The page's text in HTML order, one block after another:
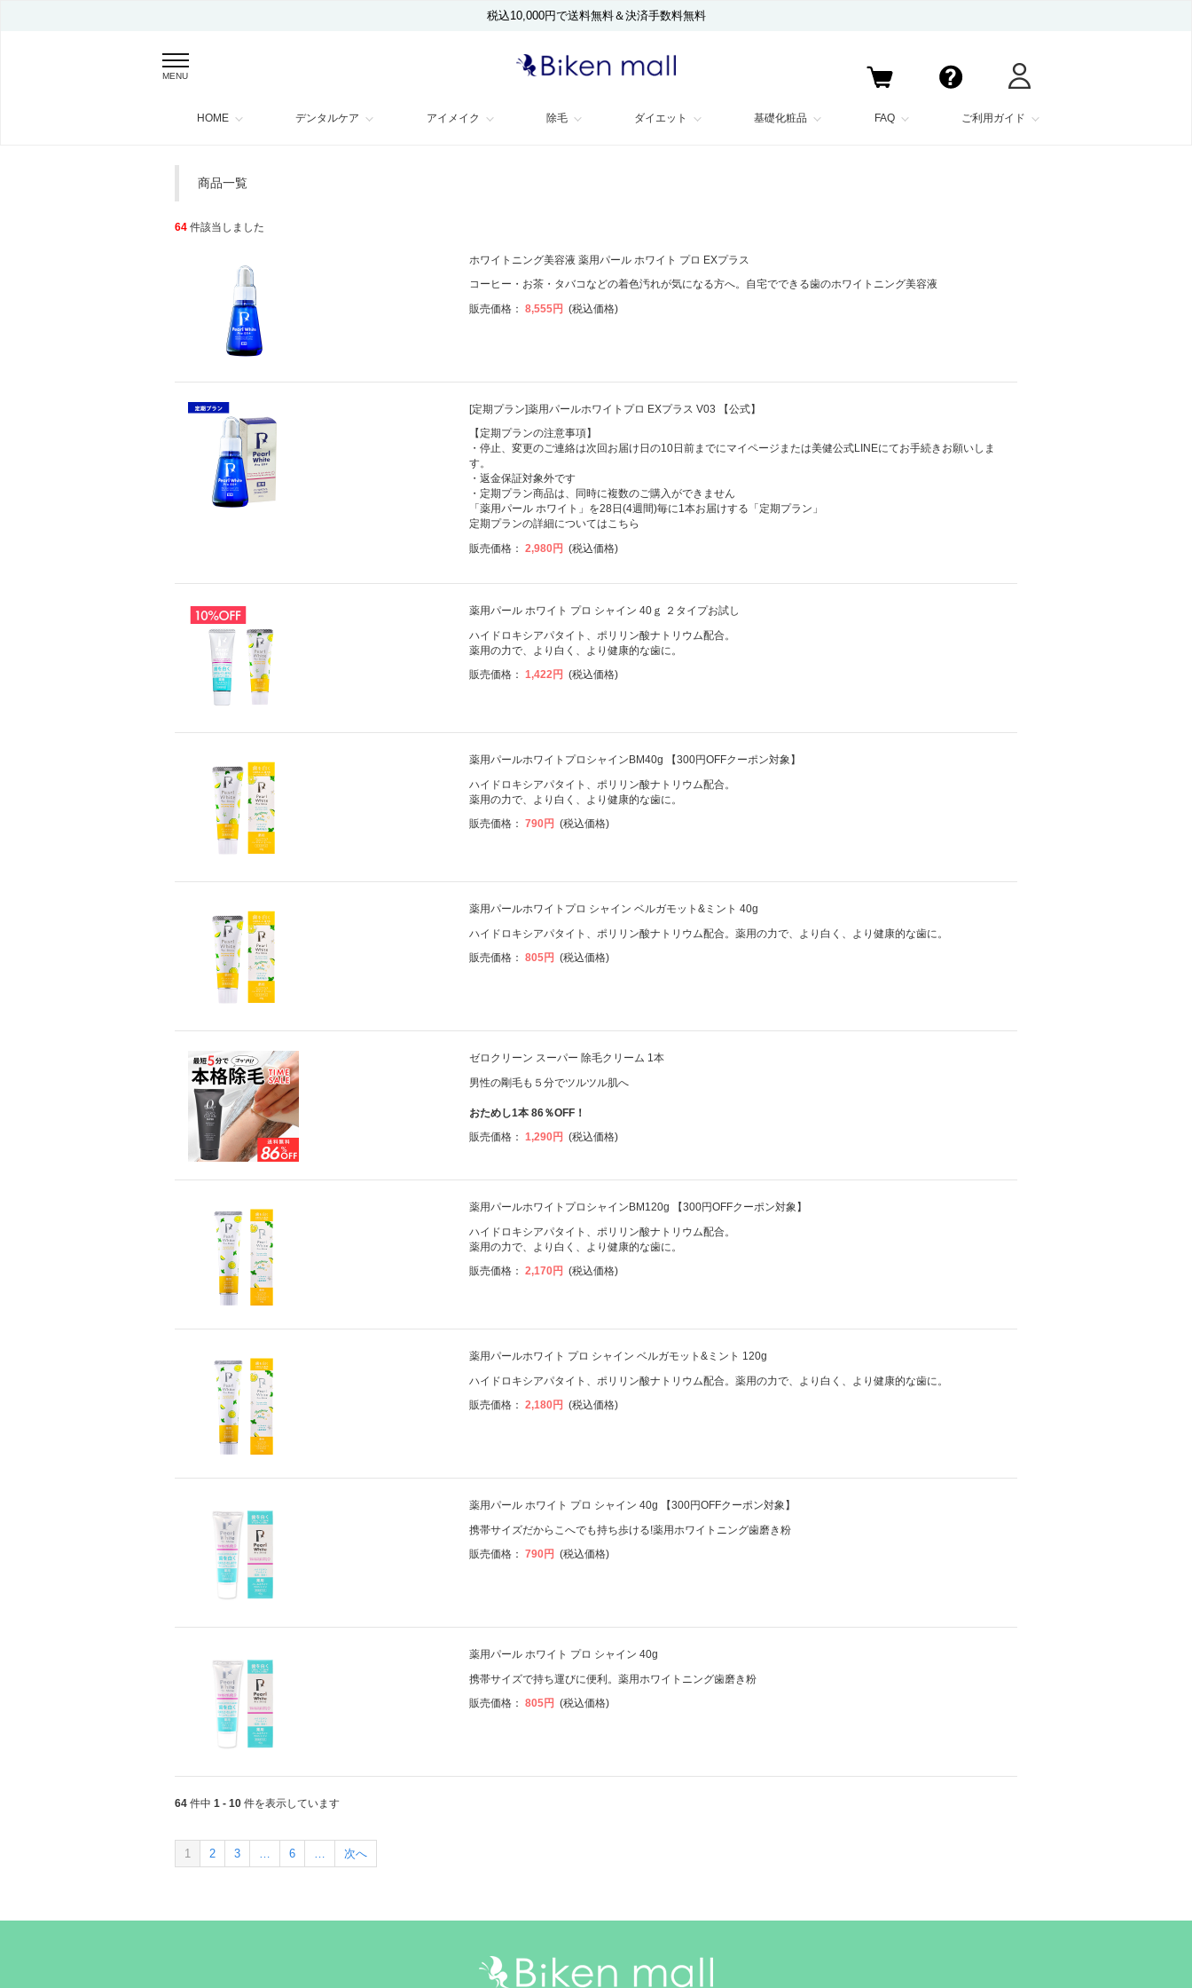
税込10,000円で送料無料＆決済手数料無料
MENU
HOME デンタルケア アイメイク 除毛 ダイエット 基礎化粧品 FAQ ご利用ガイド
商品一覧
64 件該当しました
ホワイトニング美容液 薬用パール ホワイト プロ EXプラス
コーヒー・お茶・タバコなどの着色汚れが気になる方へ。自宅でできる歯のホワイトニング美容液
販売価格： 8,555円 (税込価格)
[定期プラン]薬用パールホワイトプロ EXプラス V03 【公式】
【定期プランの注意事項】
・停止、変更のご連絡は次回お届け日の10日前までにマイページまたは美健公式LINEにてお手続きお願いしま
す。
・返金保証対象外です
・定期プラン商品は、同時に複数のご購入ができません
「薬用パール ホワイト」を28日(4週間)毎に1本お届けする「定期プラン」
定期プランの詳細についてはこちら
販売価格： 2,980円 (税込価格)
薬用パール ホワイト プロ シャイン 40ｇ ２タイプお試し
ハイドロキシアパタイト、ポリリン酸ナトリウム配合。
薬用の力で、より白く、より健康的な歯に。
販売価格： 1,422円 (税込価格)
薬用パールホワイトプロシャインBM40g 【300円OFFクーポン対象】
ハイドロキシアパタイト、ポリリン酸ナトリウム配合。
薬用の力で、より白く、より健康的な歯に。
販売価格： 790円 (税込価格)
薬用パールホワイトプロ シャイン ベルガモット&ミント 40g
ハイドロキシアパタイト、ポリリン酸ナトリウム配合。薬用の力で、より白く、より健康的な歯に。
販売価格： 805円 (税込価格)
ゼロクリーン スーパー 除毛クリーム 1本
男性の剛毛も５分でツルツル肌へ
おためし1本 86％OFF！
販売価格： 1,290円 (税込価格)
薬用パールホワイトプロシャインBM120g 【300円OFFクーポン対象】
ハイドロキシアパタイト、ポリリン酸ナトリウム配合。
薬用の力で、より白く、より健康的な歯に。
販売価格： 2,170円 (税込価格)
薬用パールホワイト プロ シャイン ベルガモット&ミント 120g
ハイドロキシアパタイト、ポリリン酸ナトリウム配合。薬用の力で、より白く、より健康的な歯に。
販売価格： 2,180円 (税込価格)
薬用パール ホワイト プロ シャイン 40g 【300円OFFクーポン対象】
携帯サイズだからこへでも持ち歩ける!薬用ホワイトニング歯磨き粉
販売価格： 790円 (税込価格)
薬用パール ホワイト プロ シャイン 40g
携帯サイズで持ち運びに便利。薬用ホワイトニング歯磨き粉
販売価格： 805円 (税込価格)
64 件中 1 - 10 件を表示しています
1 2 3 6 次へ